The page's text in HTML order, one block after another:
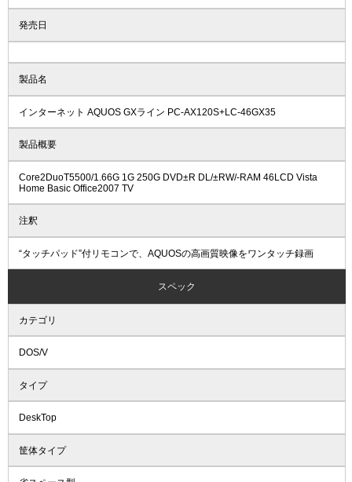
発売日
製品名
インターネット AQUOS GXライン PC-AX120S+LC-46GX35
製品概要
Core2DuoT5500/1.66G 1G 250G DVD±R DL/±RW/-RAM 46LCD Vista
Home Basic Office2007 TV
注釈
“タッチパッド”付リモコンで、AQUOSの高画質映像をワンタッチ録画
スペック
カテゴリ
DOS/V
タイプ
DeskTop
筐体タイプ